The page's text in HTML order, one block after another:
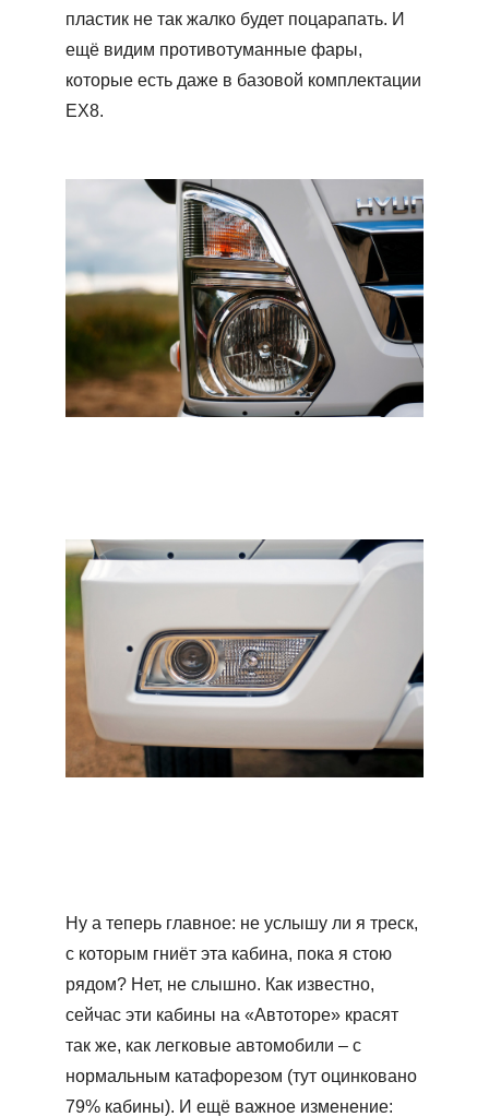
пластик не так жалко будет поцарапать. И
ещё видим противотуманные фары,
которые есть даже в базовой комплектации
ЕХ8.
Ну а теперь главное: не услышу ли я треск,
с которым гниёт эта кабина, пока я стою
рядом? Нет, не слышно. Как известно,
сейчас эти кабины на «Автоторе» красят
так же, как легковые автомобили – с
нормальным катафорезом (тут оцинковано
79% кабины). И ещё важное изменение: